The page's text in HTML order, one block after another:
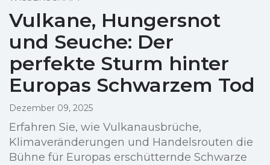
Vulkane, Hungersnot
und Seuche: Der
perfekte Sturm hinter
Europas Schwarzem Tod
Dezember 09, 2025
Erfahren Sie, wie Vulkanausbrüche,
Klimaveränderungen und Handelsrouten die
Bühne für Europas erschütternde Schwarze